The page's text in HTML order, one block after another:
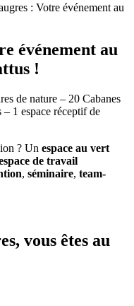
: Votre événement au
événement au
!
de nature – 20 Cabanes
1 espace réceptif de
? Un espace au vert
de travail
, séminaire, team-
vous êtes au